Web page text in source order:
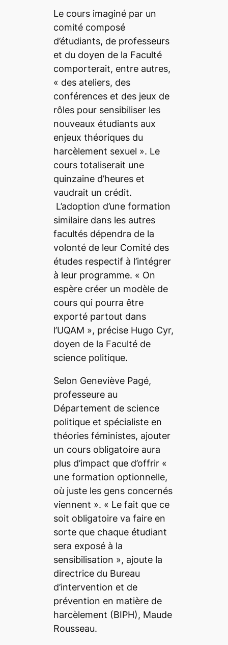
Le cours imaginé par un
comité composé
d’étudiants, de professeurs
et du doyen de la Faculté
comporterait, entre autres,
« des ateliers, des
conférences et des jeux de
rôles pour sensibiliser les
nouveaux étudiants aux
enjeux théoriques du
harcèlement sexuel ». Le
cours totaliserait une
quinzaine d’heures et
vaudrait un crédit.
L’adoption d’une formation
similaire dans les autres
facultés dépendra de la
volonté de leur Comité des
études respectif à l’intégrer
à leur programme. « On
espère créer un modèle de
cours qui pourra être
exporté partout dans
l’UQAM », précise Hugo Cyr,
doyen de la Faculté de
science politique.
Selon Geneviève Pagé,
professeure au
Département de science
politique et spécialiste en
théories féministes, ajouter
un cours obligatoire aura
plus d’impact que d’offrir «
une formation optionnelle,
où juste les gens concernés
viennent ». « Le fait que ce
soit obligatoire va faire en
sorte que chaque étudiant
sera exposé à la
sensibilisation », ajoute la
directrice du Bureau
d’intervention et de
prévention en matière de
harcèlement (BIPH), Maude
Rousseau.